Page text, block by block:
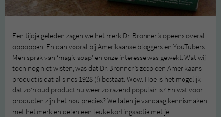
Een tijdje geleden zagen we het merk Dr. Bronner’s opeens overal
oppoppen. En dan vooral bij Amerikaanse bloggers en YouTubers.
Men sprak van ‘magic soap’ en onze interesse was gewekt. Wat wij
toen nog niet wisten, was dat Dr. Bronner’s zeep een Amerikaans
product is dat al sinds 1928 (!) bestaat. Wow. Hoe is het mogelijk
dat zo’n oud product nu weer zo razend populair is? En wat voor
producten zijn het nou precies? We laten je vandaag kennismaken
met het merk en delen een leuke kortingsactie met je.